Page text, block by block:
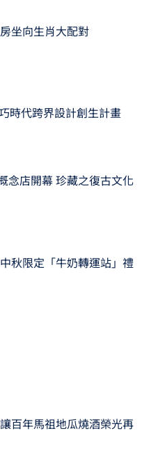
坐向生肖大配對
時代跨界設計創生計畫
念店開幕 珍藏之復古文化
秋限定「牛奶轉運站」禮
百年馬祖地瓜燒酒榮光再